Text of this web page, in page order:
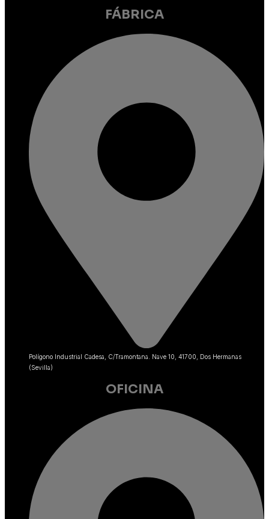
FÁBRICA
Polígono Industrial Cadesa, C/Tramontana. Nave 10, 41700, Dos Hermanas
(Sevilla)
OFICINA